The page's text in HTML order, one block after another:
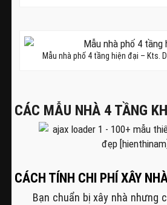
Mẫu nhà phố 4 tầng hiện đại – Kts.
CÁC MẪU NHÀ 4 TẦNG
CÁCH TÍNH CHI PHÍ XÂY
Bạn chuẩn bị xây nhà nhưng